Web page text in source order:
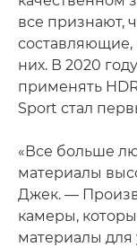
все признают,
составляющие,
них. В 2020
применять
Sport стал
«Все больше
материалы
Джек. —
камеры,
материалы для